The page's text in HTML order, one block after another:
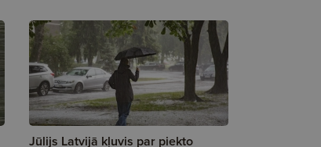
Jūlijs Latvijā kļuvis par piekto